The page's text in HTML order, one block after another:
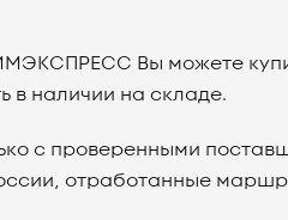
Вы можете
в наличии на складе.
с проверенными
отработанные